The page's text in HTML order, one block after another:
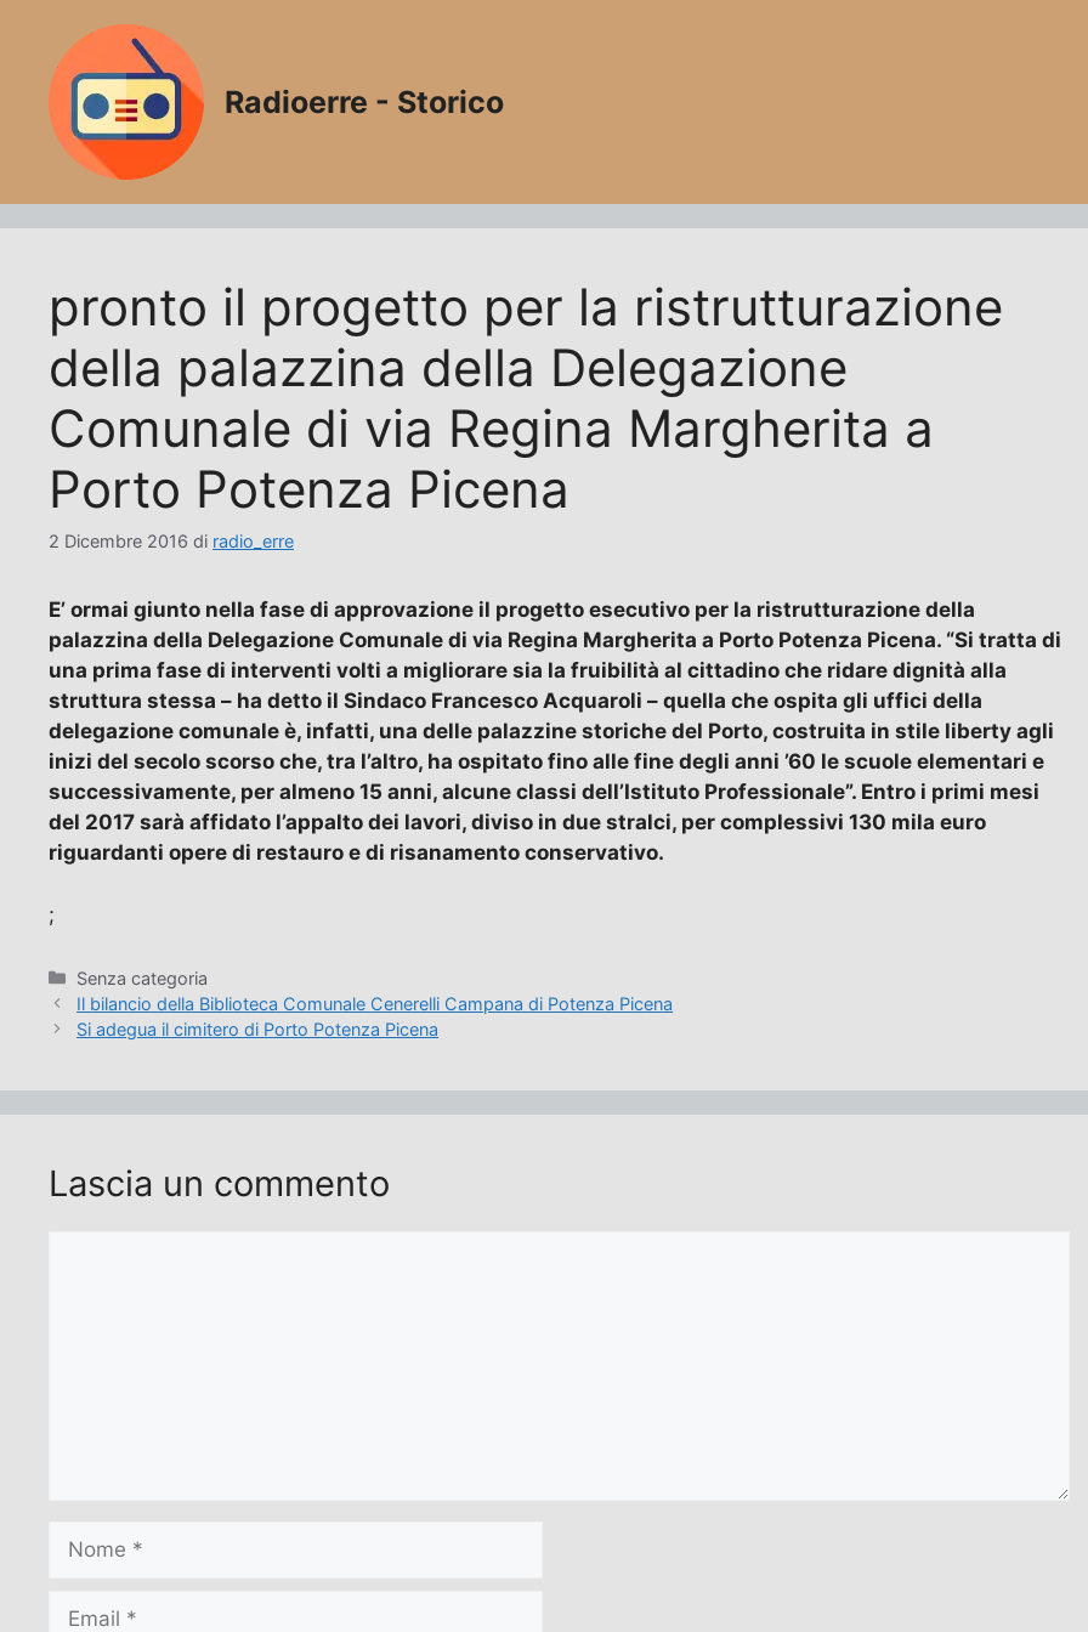
contenuto
Radioerre - Storico
pronto il progetto per la ristrutturazione
della palazzina della Delegazione
Comunale di via Regina Margherita a
Porto Potenza Picena
2 Dicembre 2016 di radio_erre
E’ ormai giunto nella fase di approvazione il progetto esecutivo per la ristrutturazione della
palazzina della Delegazione Comunale di via Regina Margherita a Porto Potenza Picena. “Si tratta di
una prima fase di interventi volti a migliorare sia la fruibilità al cittadino che ridare dignità alla
struttura stessa – ha detto il Sindaco Francesco Acquaroli – quella che ospita gli uffici della
delegazione comunale è, infatti, una delle palazzine storiche del Porto, costruita in stile liberty agli
inizi del secolo scorso che, tra l’altro, ha ospitato fino alle fine degli anni ’60 le scuole elementari e
successivamente, per almeno 15 anni, alcune classi dell’Istituto Professionale”. Entro i primi mesi
del 2017 sarà affidato l’appalto dei lavori, diviso in due stralci, per complessivi 130 mila euro
riguardanti opere di restauro e di risanamento conservativo.
;
Categorie
Senza categoria
Il bilancio della Biblioteca Comunale Cenerelli Campana di Potenza Picena
Si adegua il cimitero di Porto Potenza Picena
Lascia un commento